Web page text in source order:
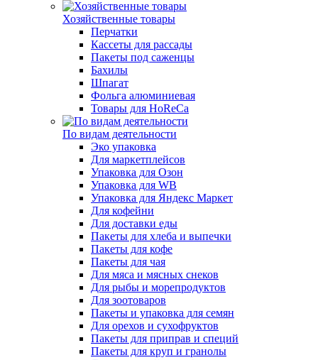
Хозяйственные товары
Перчатки
Кассеты для рассады
Пакеты под саженцы
Бахилы
Шпагат
Фольга алюминиевая
Товары для HoReCa
По видам деятельности
Эко упаковка
Для маркетплейсов
Упаковка для Озон
Упаковка для WB
Упаковка для Яндекс Маркет
Для кофейни
Для доставки еды
Пакеты для хлеба и выпечки
Пакеты для кофе
Пакеты для чая
Для мяса и мясных снеков
Для рыбы и морепродуктов
Для зоотоваров
Пакеты и упаковка для семян
Для орехов и сухофруктов
Пакеты для приправ и специй
Пакеты для круп и гранолы